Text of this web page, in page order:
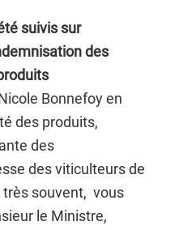
suivis sur
des
Bonnefoy en
des produits,
des
des viticulteurs de
très souvent, vous
le Ministre,